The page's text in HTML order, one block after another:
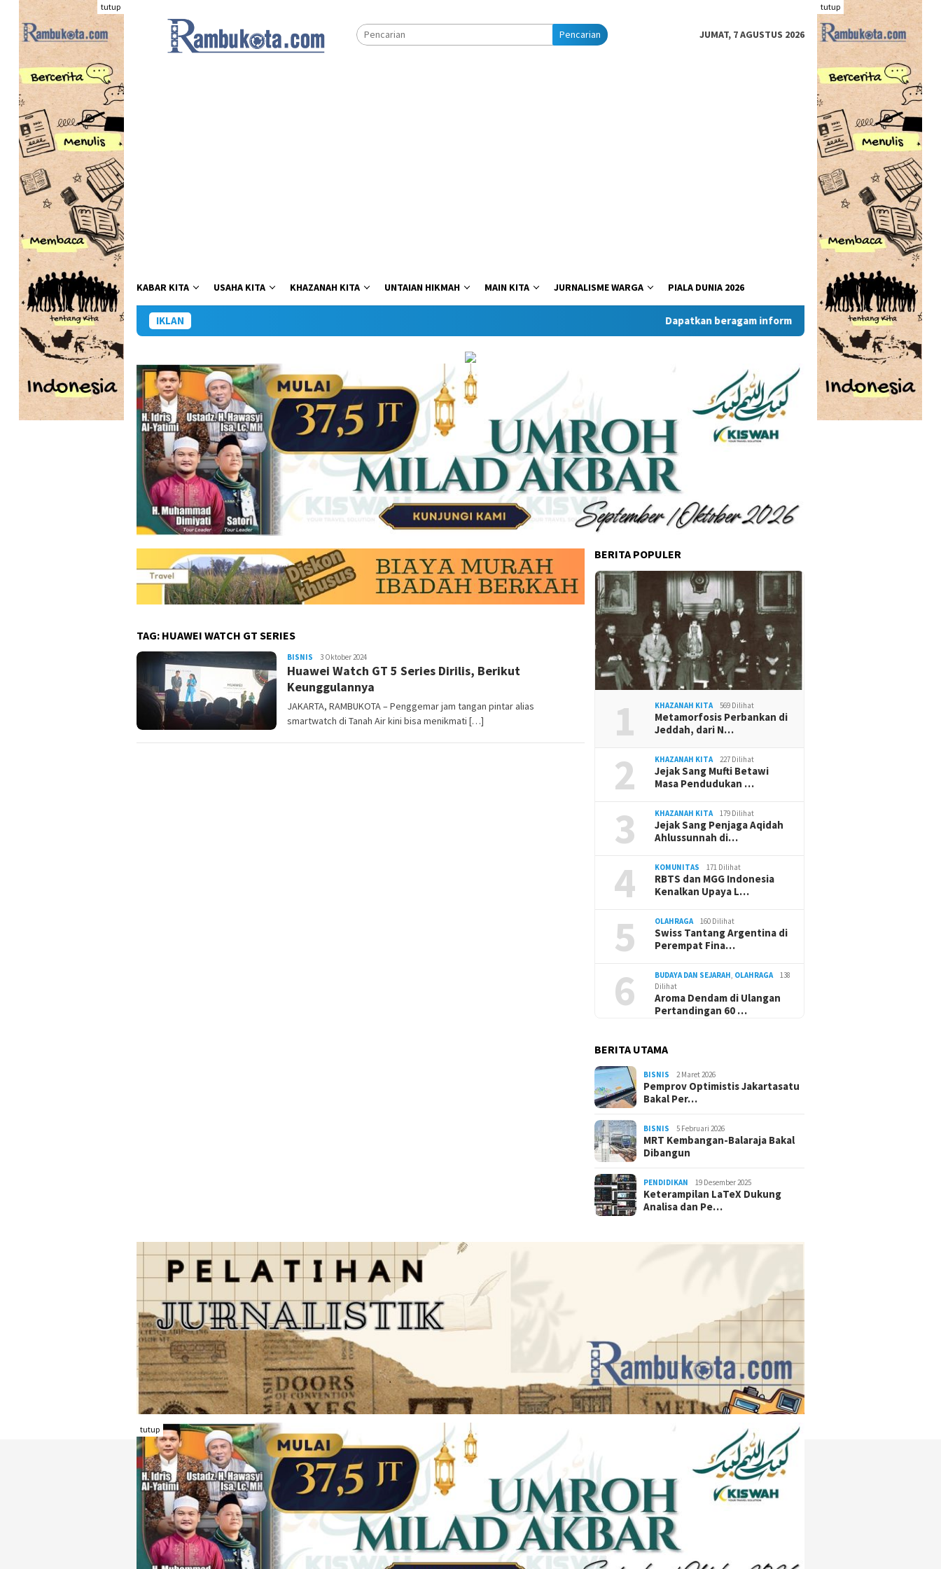
Loncat
konten
tutup tutup
Pencarian JUMAT, 7 AGUSTUS 2026
KABAR KITA USAHA KITA KHAZANAH KITA UNTAIAN HIKMAH MAIN KITA JURNALISME WARGA PIALA DUNIA 2026
IKLAN Dapatkan beragam informasi dan berita menarik dari situs
TAG: HUAWEI WATCH GT SERIES
BISNIS REDAKSI
RAMBUKOTA
3 Oktober 2024
Huawei Watch GT 5 Series Dirilis, Berikut
Keunggulannya
JAKARTA, RAMBUKOTA – Penggemar jam tangan pintar alias
smartwatch di Tanah Air kini bisa menikmati […]
BERITA POPULER
1 KHAZANAH KITA 569 Dilihat
Metamorfosis Perbankan di
Jeddah, dari N…
2 KHAZANAH KITA 227 Dilihat
Jejak Sang Mufti Betawi
Masa Pendudukan …
3 KHAZANAH KITA 179 Dilihat
Jejak Sang Penjaga Aqidah
Ahlussunnah di…
4 KOMUNITAS 171 Dilihat
RBTS dan MGG Indonesia
Kenalkan Upaya L…
5 OLAHRAGA 160 Dilihat
Swiss Tantang Argentina di
Perempat Fina…
6 BUDAYA DAN SEJARAH OLAHRAGA
138
Dilihat
Aroma Dendam di Ulangan
Pertandingan 60 …
BERITA UTAMA
BISNIS 2 Maret 2026
Pemprov Optimistis Jakartasatu
Bakal Per…
BISNIS 5 Februari 2026
MRT Kembangan-Balaraja Bakal
Dibangun
PENDIDIKAN 19 Desember 2025
Keterampilan LaTeX Dukung
Analisa dan Pe…
TENTANG RAMBU KOTA REDAKSI
DISCLAIMER
KONTAK KAMI
FORM PENGADUAN
PEDOMAN MEDIA SIBER
KARIR
JARINGAN SOCIAL
Facebook Twitter
Instagram
Linkedin
Youtube
tutup